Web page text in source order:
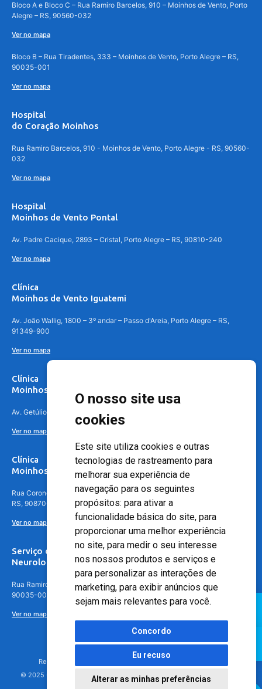
O nosso site usa
cookies
Este site utiliza cookies e outras
tecnologias de rastreamento para
melhorar sua experiência de
navegação para os seguintes
propósitos: para ativar a
funcionalidade básica do site, para
proporcionar uma melhor experiência
no site, para medir o seu interesse
nos nossos produtos e serviços e
para personalizar as interações de
marketing, para exibir anúncios que
sejam mais relevantes para você.
Concordo
Eu recuso
Alterar as minhas preferências
Bloco A e Bloco C – Rua Ramiro Barcelos, 910 – Moinhos de Vento, Porto
Alegre – RS, 90560-032
Ver no mapa
Bloco B – Rua Tiradentes, 333 – Moinhos de Vento, Porto Alegre – RS,
90035-001
Ver no mapa
Hospital
do Coração Moinhos
Rua Ramiro Barcelos, 910 - Moinhos de Vento, Porto Alegre - RS, 90560-
032
Ver no mapa
Hospital
Moinhos de Vento Pontal
Av. Padre Cacique, 2893 – Cristal, Porto Alegre – RS, 90810-240
Ver no mapa
Clínica
Moinhos de Vento Iguatemi
Av. João Wallig, 1800 – 3º andar – Passo d'Areia, Porto Alegre – RS,
91349-900
Ver no mapa
Clínica
Moinhos de Vento Canoas
Av. Getúlio Vargas, 4841 – Centro, Canoas – RS, 92010-010
Ver no mapa
Clínica
Moinhos de Vento - Teresópolis
Rua Coronel Aparício Borges, 250 - 3º andar - Teresópolis, Porto Alegre -
RS, 90870-016
Ver no mapa
Serviço de
Neurologia
Rua Ramiro Barcelos, 630 – 5º andar – Floresta, Porto Alegre – RS,
90035-001
Ver no mapa
Responsável Técnico: Dr. Luiz Antonio Nasi - CREMERS 11217
© 2025 - Hospital Moinhos de Vento - Registro Empresa (CRM-RS): 425